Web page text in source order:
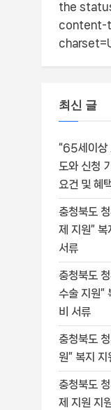
the
content-
최신 글
“65세이상
도와 신청
요건 및 혜
충청북도
제 지원” 복
서류
충청북도
수술 지원”
비 서류
충청북도
원” 복지
충청북도
제 지원 지